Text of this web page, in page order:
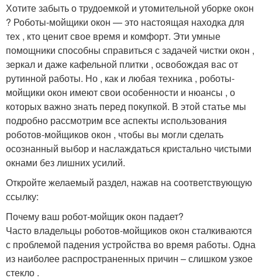
Хотите забыть о трудоемкой и утомительной уборке окон
? Роботы-мойщики окон — это настоящая находка для
тех , кто ценит свое время и комфорт. Эти умные
помощники способны справиться с задачей чистки окон ,
зеркал и даже кафельной плитки , освобождая вас от
рутинной работы. Но , как и любая техника , роботы-
мойщики окон имеют свои особенности и нюансы , о
которых важно знать перед покупкой. В этой статье мы
подробно рассмотрим все аспекты использования
роботов-мойщиков окон , чтобы вы могли сделать
осознанный выбор и наслаждаться кристально чистыми
окнами без лишних усилий.
Откройте желаемый раздел, нажав на соответствующую
ссылку:
Почему ваш робот-мойщик окон падает?
Часто владельцы роботов-мойщиков окон сталкиваются
с проблемой падения устройства во время работы. Одна
из наиболее распространенных причин – слишком узкое
стекло .